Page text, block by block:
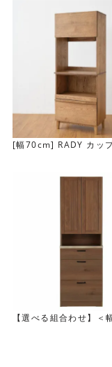
最下段には引き出
で入る大きさです
[幅70cm] RADY カッ
【選べる組合わせ】＜